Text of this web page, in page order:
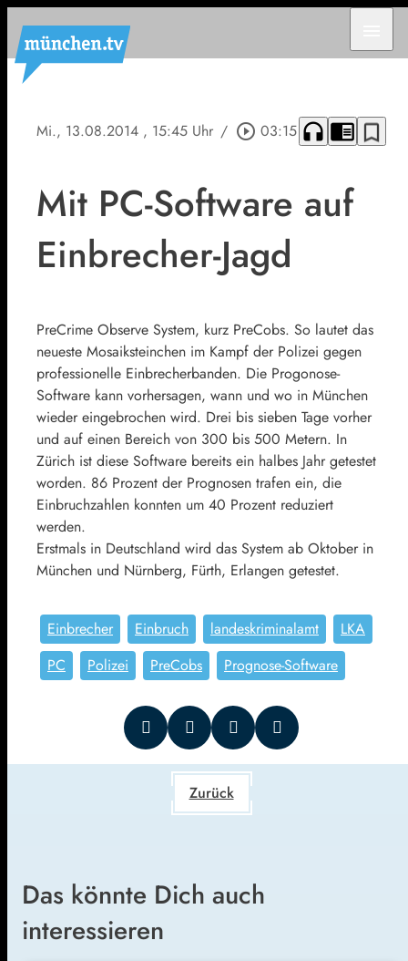
Mi., 13.08.2014 , 15:45 Uhr / play_circle_outline 03:15 headphones chrome_reader_mode bookmark_border
Mit PC-Software auf
Einbrecher-Jagd
PreCrime Observe System, kurz PreCobs. So lautet das
neueste Mosaiksteinchen im Kampf der Polizei gegen
professionelle Einbrecherbanden. Die Progonose-
Software kann vorhersagen, wann und wo in München
wieder eingebrochen wird. Drei bis sieben Tage vorher
und auf einen Bereich von 300 bis 500 Metern. In
Zürich ist diese Software bereits ein halbes Jahr getestet
worden. 86 Prozent der Prognosen trafen ein, die
Einbruchzahlen konnten um 40 Prozent reduziert
werden.
Erstmals in Deutschland wird das System ab Oktober in
München und Nürnberg, Fürth, Erlangen getestet.
Einbrecher Einbruch landeskriminalamt
LKA
PC
Polizei PreCobs Prognose-Software
Zurück
Das könnte Dich auch
interessieren